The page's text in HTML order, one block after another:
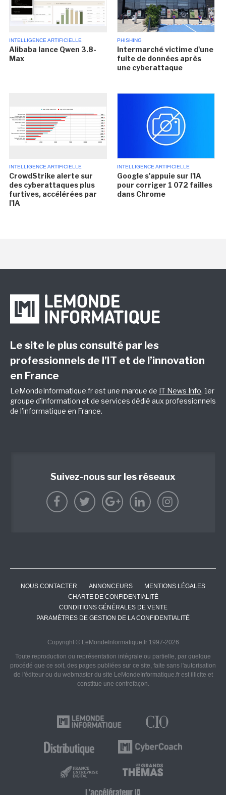
INTELLIGENCE ARTIFICIELLE
Alibaba lance Qwen 3.8-
Max
PHISHING
Intermarché victime d'une
fuite de données après
une cyberattaque
INTELLIGENCE ARTIFICIELLE
CrowdStrike alerte sur
des cyberattaques plus
furtives, accélérées par
l'IA
INTELLIGENCE ARTIFICIELLE
Google s'appuie sur l'IA
pour corriger 1 072 failles
dans Chrome
Le site le plus consulté par les
professionnels de l’IT et de l’innovation
en France
LeMondeInformatique.fr est une marque de IT News Info, 1er
groupe d'information et de services dédié aux professionnels
de l'informatique en France.
Suivez-nous sur les réseaux
NOUS CONTACTER ANNONCEURS
MENTIONS LÉGALES
CHARTE DE CONFIDENTIALITÉ
CONDITIONS GÉNÉRALES DE VENTE
PARAMÈTRES DE GESTION DE LA CONFIDENTIALITÉ
Copyright © LeMondeInformatique.fr 1997-2026
Toute reproduction ou représentation intégrale ou partielle, par quelque
procédé que ce soit, des pages publiées sur ce site, faite sans l'autorisation
de l'éditeur ou du webmaster du site LeMondeInformatique.fr est illicite et
constitue une contrefaçon.